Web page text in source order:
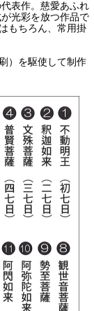
表作。慈愛あふれ
光彩を放つ作品で
もちろん、常用掛
）を駆使して制作